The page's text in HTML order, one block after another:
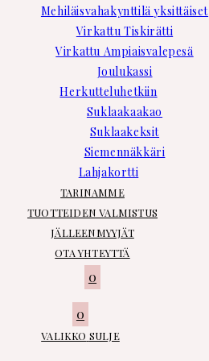
Mehiläisvahakynttilä yksittäiset
Virkattu Tiskirätti
Virkattu Ampiaisvalepesä
Joulukassi
Herkutteluhetkiin
Suklaakaakao
Suklaakeksit
Siemennäkkäri
Lahjakortti
TARINAMME
TUOTTEIDEN VALMISTUS
JÄLLEENMYYJÄT
OTA YHTEYTTÄ
0
0
VALIKKO SULJE